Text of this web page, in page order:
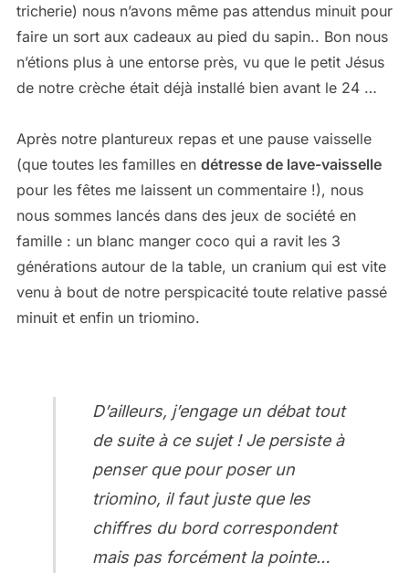
tricherie) nous n’avons même pas attendus minuit pour
faire un sort aux cadeaux au pied du sapin.. Bon nous
n’étions plus à une entorse près, vu que le petit Jésus
de notre crèche était déjà installé bien avant le 24 …
Après notre plantureux repas et une pause vaisselle
(que toutes les familles en détresse de lave-vaisselle
pour les fêtes me laissent un commentaire !), nous
nous sommes lancés dans des jeux de société en
famille : un blanc manger coco qui a ravit les 3
générations autour de la table, un cranium qui est vite
venu à bout de notre perspicacité toute relative passé
minuit et enfin un triomino.
D’ailleurs, j’engage un débat tout
de suite à ce sujet ! Je persiste à
penser que pour poser un
triomino, il faut juste que les
chiffres du bord correspondent
mais pas forcément la pointe…